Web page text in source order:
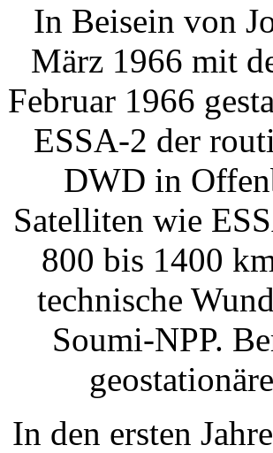
In Beisein von
März 1966 mit
Februar 1966
ESSA-2 der
DWD in
Satelliten wie
800 bis 1400
technische
Soumi-NPP.
In den ersten